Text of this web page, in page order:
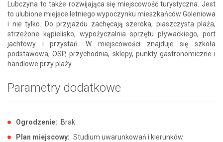
Lubczyna to także rozwijająca się miejscowość turystyczna. Jest
to ulubione miejsce letniego wypoczynku mieszkańców Goleniowa
i nie tylko. Do przyjazdu zachęcają szeroka, piaszczysta plaża,
strzeżone kąpielisko, wypożyczalnia sprzętu pływackiego, port
jachtowy i przystań. W miejscowości znajduje się szkoła
podstawowa, OSP, przychodnia, sklepy, punkty gastronomiczne i
handlowe przy plaży.
Parametry dodatkowe
Ogrodzenie:
Brak
Plan miejscowy: Studium uwarunkowań i kierunków